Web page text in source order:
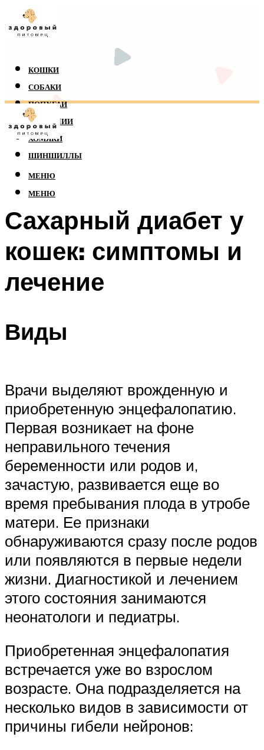
КОШКИ
СОБАКИ
ПОПУГАИ
РЕПТИЛИИ
ХОМЯКИ
ШИНШИЛЛЫ
МЕНЮ
МЕНЮ
Сахарный диабет у
кошек: симптомы и
лечение
Виды
Врачи выделяют врожденную и
приобретенную энцефалопатию.
Первая возникает на фоне
неправильного течения
беременности или родов и,
зачастую, развивается еще во
время пребывания плода в утробе
матери. Ее признаки
обнаруживаются сразу после родов
или появляются в первые недели
жизни. Диагностикой и лечением
этого состояния занимаются
неонатологи и педиатры.
Приобретенная энцефалопатия
встречается уже во взрослом
возрасте. Она подразделяется на
несколько видов в зависимости от
причины гибели нейронов: